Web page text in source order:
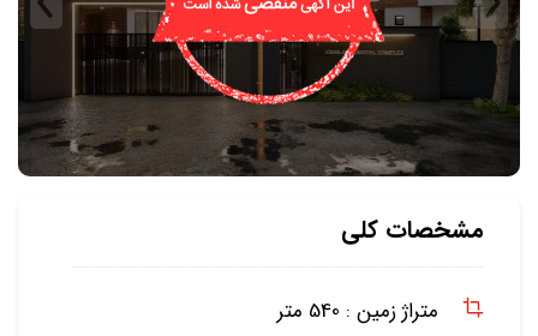
مشخصات کلی
متراژ زمین : 540 متر